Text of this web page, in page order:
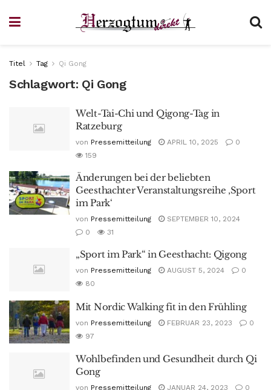
Titel Tag Qi Gong
Schlagwort: Qi Gong
Welt-Tai-Chi und Qigong-Tag in
Ratzeburg
von Pressemitteilung APRIL 10, 2025
0
159
Änderungen bei der beliebten
Geesthachter Veranstaltungsreihe ‚Sport
im Park‘
von Pressemitteilung
SEPTEMBER 10, 2024
0
31
„Sport im Park“ in Geesthacht: Qigong
von Pressemitteilung AUGUST 5, 2024
0
80
Mit Nordic Walking fit in den Frühling
von Pressemitteilung FEBRUAR 23, 2023
0
97
Wohlbefinden und Gesundheit durch Qi
Gong
von Pressemitteilung JANUAR 24, 2023
0